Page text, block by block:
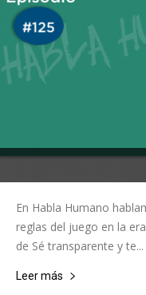
En Habla Humano
reglas del juego en la
de Sé transparente y te...
Leer más